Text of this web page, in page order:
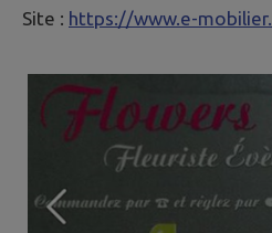
Site : https://www.e-